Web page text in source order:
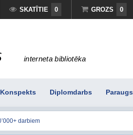
SKATĪTIE 0 GROZS 0
interneta bibliotēka
Konspekts Diplomdarbs Paraugs